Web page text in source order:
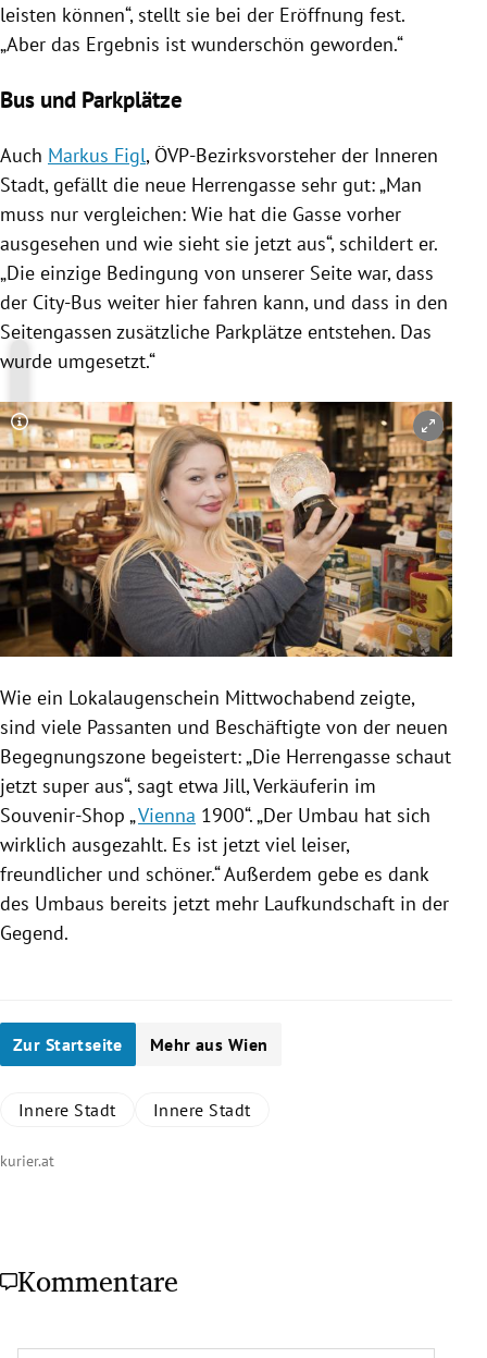
leisten können“, stellt sie bei der Eröffnung fest.
„Aber das Ergebnis ist wunderschön geworden.“
Bus und Parkplätze
Auch Markus Figl, ÖVP-Bezirksvorsteher der Inneren
Stadt, gefällt die neue Herrengasse sehr gut: „Man
muss nur vergleichen: Wie hat die Gasse vorher
ausgesehen und wie sieht sie jetzt aus“, schildert er.
„Die einzige Bedingung von unserer Seite war, dass
der City-Bus weiter hier fahren kann, und dass in den
Seitengassen zusätzliche Parkplätze entstehen. Das
wurde umgesetzt.“
Copyright-Hinweis öffnen/schließen
Wie ein Lokalaugenschein Mittwochabend zeigte,
sind viele Passanten und Beschäftigte von der neuen
Begegnungszone begeistert: „Die Herrengasse schaut
jetzt super aus“, sagt etwa Jill, Verkäuferin im
Souvenir-Shop „Vienna 1900“. „Der Umbau hat sich
wirklich ausgezahlt. Es ist jetzt viel leiser,
freundlicher und schöner.“ Außerdem gebe es dank
des Umbaus bereits jetzt mehr Laufkundschaft in der
Gegend.
Zur Startseite Mehr aus Wien
Innere Stadt Innere Stadt
kurier.at
Kommentare